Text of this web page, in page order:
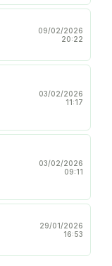
09/02/2026
20:22
03/02/2026
11:17
03/02/2026
09:11
29/01/2026
16:53